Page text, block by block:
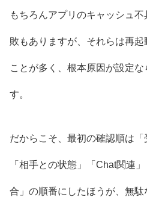
もちろんアプリのキャッシュ
敗もありますが、それらは再
ことが多く、根本原因が設定
す。
だからこそ、最初の確認順は「
「相手との状態」「Chat関連
合」の順番にしたほうが、無